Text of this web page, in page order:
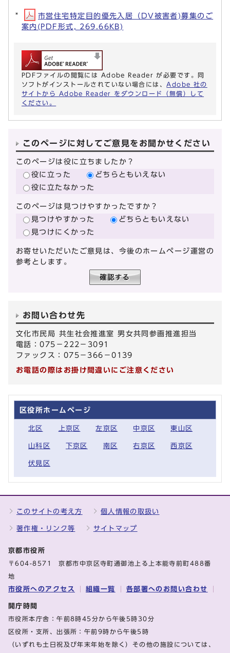
市営住宅特定目的優先入居（DV被害者)募集のご
案内(PDF形式, 269.66KB)
PDFファイルの閲覧には Adobe Reader が必要です。同
ソフトがインストールされていない場合には、 Adobe 社の
サイトから Adobe Reader をダウンロード（無償）して
ください。
このページに対してご意見をお聞かせください
このページは役に立ちましたか？
役に立った
どちらともいえない
役に立たなかった
このページは見つけやすかったですか？
見つけやすかった
どちらともいえない
見つけにくかった
お寄せいただいたご意見は、今後のホームページ運営の
参考とします。
お問い合わせ先
文化市民局 共生社会推進室 男女共同参画推進担当
電話：075－222－3091
ファックス：075－366－0139
お電話の際はお掛け間違いにご注意ください
区役所ホームページ
北区 上京区 左京区 中京区 東山区
山科区 下京区 南区 右京区 西京区
伏見区
このサイトの考え方 個人情報の取扱い
著作権・リンク等 サイトマップ
京都市役所
〒604-8571 京都市中京区寺町通御池上る上本能寺前町488番
地
市役所へのアクセス 組織一覧 各部署へのお問い合わせ
開庁時間
市役所本庁舎：午前8時45分から午後5時30分
区役所・支所、出張所：午前9時から午後5時
（いずれも土日祝及び年末年始を除く）その他の施設については、